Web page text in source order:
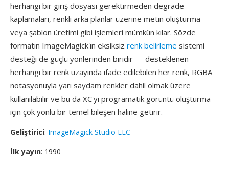
herhangi bir giriş dosyası gerektirmeden degrade
kaplamaları, renkli arka planlar üzerine metin oluşturma
veya şablon üretimi gibi işlemleri mümkün kılar. Sözde
formatın ImageMagick'ın eksiksiz renk belirleme sistemi
desteği de güçlü yönlerinden biridir — desteklenen
herhangi bir renk uzayında ifade edilebilen her renk, RGBA
notasyonuyla yarı saydam renkler dahil olmak üzere
kullanılabilir ve bu da XC'yı programatik görüntü oluşturma
için çok yönlü bir temel bileşen haline getirir.
Geliştirici: ImageMagick Studio LLC
İlk yayın: 1990